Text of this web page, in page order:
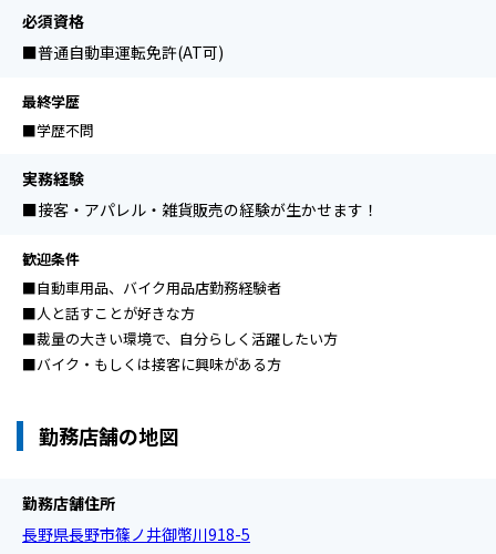
必須資格
■普通自動車運転免許(AT可)
最終学歴
■学歴不問
実務経験
■接客・アパレル・雑貨販売の経験が生かせます！
歓迎条件
■自動車用品、バイク用品店勤務経験者
■⼈と話すことが好きな⽅
■裁量の⼤きい環境で、⾃分らしく活躍したい⽅
■バイク・もしくは接客に興味がある⽅
勤務店舗の地図
勤務店舗住所
長野県長野市篠ノ井御幣川918-5